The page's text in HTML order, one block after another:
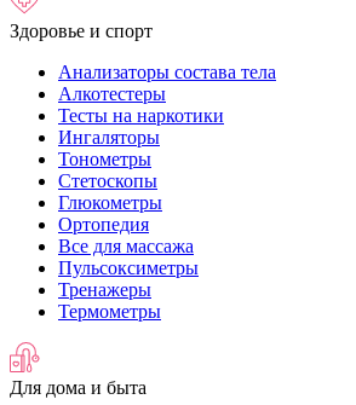
Здоровье и спорт
Анализаторы состава тела
Алкотестеры
Тесты на наркотики
Ингаляторы
Тонометры
Стетоскопы
Глюкометры
Ортопедия
Все для массажа
Пульсоксиметры
Тренажеры
Термометры
Для дома и быта